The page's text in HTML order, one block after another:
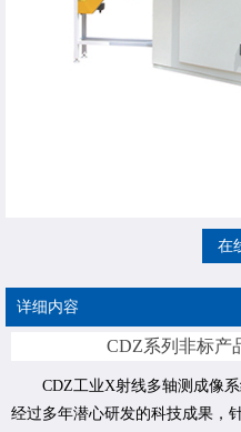
在
详细内容
CDZ系列非标产
CDZ工业X射线多轴测成像系
经过多年潜心研发的科技成果，